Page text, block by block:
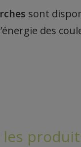
sont
des